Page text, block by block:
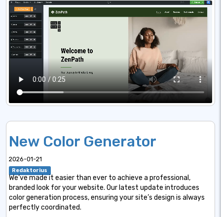
New Color Generator
2026-01-21
Redaktorius
We’ve made it easier than ever to achieve a professional,
branded look for your website. Our latest update introduces
color generation process, ensuring your site’s design is always
perfectly coordinated.